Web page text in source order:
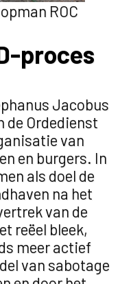
ROC
proces
Jacobus
de Ordedienst
van
en burgers. In
als doel de
na het
van de
reëel bleek,
meer actief
van sabotage